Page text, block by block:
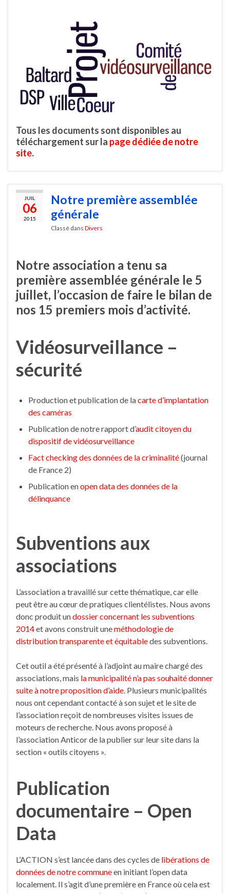
Tous les documents sont disponibles au
téléchargement sur la page dédiée de notre
site.
JUIL
06
2015
Notre première assemblée
générale
Classé dans Divers
Notre association a tenu sa
première assemblée générale le 5
juillet, l’occasion de faire le bilan de
nos 15 premiers mois d’activité.
Vidéosurveillance –
sécurité
Production et publication de lacarte d’implantation
des caméras
Publication de notre rapport d’audit citoyen du
dispositif de vidéosurveillance
Fact checking des données de la criminalité(journal
de France 2)
Publication enopen data des données de la
délinquance
Subventions aux
associations
L’association a travaillé sur cette thématique, car elle
peut être au cœur de pratiques clientélistes. Nous avons
donc produit undossier concernant les subventions
2014et avons construit uneméthodologie de
distribution transparente et équitabledes subventions.
Cet outil a été présenté à l’adjoint au maire chargé des
associations, mais la municipalité n’a pas souhaité donner
suite à notre proposition d’aide. Plusieurs municipalités
nous ont cependant contacté à son sujet et le site de
l’association reçoit de nombreuses visites issues de
moteurs de recherche. Nous avons proposé à
l’association Anticor de la publier sur leur site dans la
section « outils citoyens ».
Publication
documentaire – Open
Data
L’ACTION s’est lancée dans des cycles de libérations de
données de notre communeen initiant l’open data
localement. Il s’agit d’une première en France où cela est